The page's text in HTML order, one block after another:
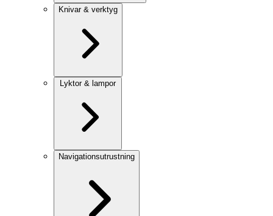
Knivar & verktyg
Lyktor & lampor
Navigationsutrustning